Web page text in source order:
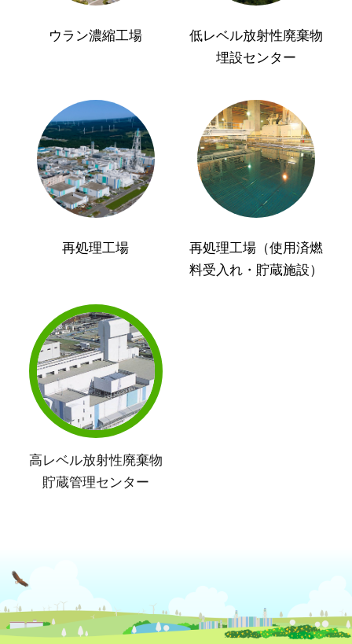
ウラン濃縮工場
低レベル放射性廃棄物
埋設センター
再処理工場
再処理工場（使用済燃
料受入れ・貯蔵施設）
高レベル放射性廃棄物
貯蔵管理センター